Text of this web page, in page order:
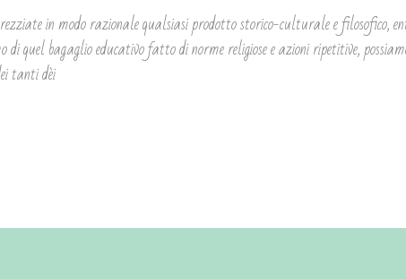
in modo razionale qualsiasi prodotto storico-culturale e filosofico,
di quel bagaglio educativo fatto di norme religiose e azioni ripetitive,
tanti dèi